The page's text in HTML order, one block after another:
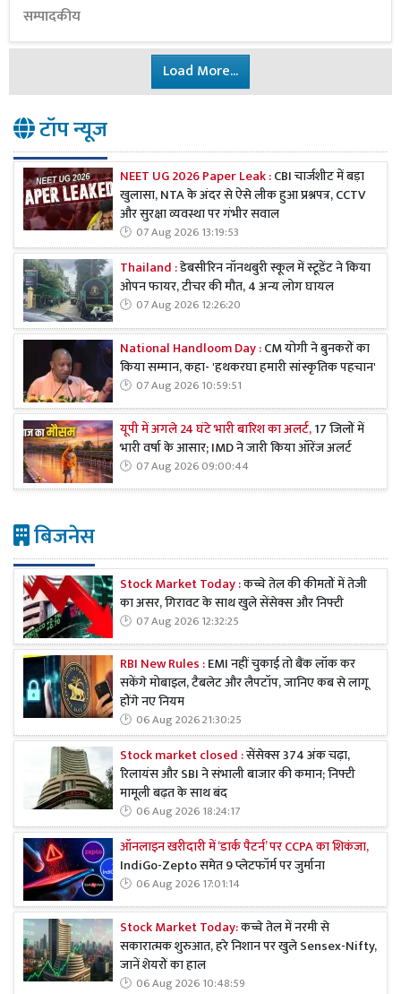
सम्पादकीय
Load More...
टॉप न्यूज
NEET UG 2026 Paper Leak :CBI चार्जशीट में बड़ा
खुलासा, NTA के अंदर से ऐसे लीक हुआ प्रश्नपत्र, CCTV
और सुरक्षा व्यवस्था पर गंभीर सवाल
07 Aug 2026 13:19:53
Thailand :डेबसीरिन नॉनथबुरी स्कूल में स्टूडेंट ने किया
ओपन फायर, टीचर की मौत, 4 अन्य लोग घायल
07 Aug 2026 12:26:20
National Handloom Day :CM योगी ने बुनकरों का
किया सम्मान, कहा- 'हथकरघा हमारी सांस्कृतिक पहचान'
07 Aug 2026 10:59:51
यूपी में अगले 24 घंटे भारी बारिश का अलर्ट,17 जिलों में
भारी वर्षा के आसार; IMD ने जारी किया ऑरेंज अलर्ट
07 Aug 2026 09:00:44
बिजनेस
Stock Market Today :कच्चे तेल की कीमतों में तेजी
का असर, गिरावट के साथ खुले सेंसेक्स और निफ्टी
07 Aug 2026 12:32:25
RBI New Rules :EMI नहीं चुकाई तो बैंक लॉक कर
सकेंगे मोबाइल, टैबलेट और लैपटॉप, जानिए कब से लागू
होंगे नए नियम
06 Aug 2026 21:30:25
Stock market closed :सेंसेक्स 374 अंक चढ़ा,
रिलायंस और SBI ने संभाली बाजार की कमान; निफ्टी
मामूली बढ़त के साथ बंद
06 Aug 2026 18:24:17
ऑनलाइन खरीदारी में ‘डार्क पैटर्न’ पर CCPA का शिकंजा,
IndiGo-Zepto समेत 9 प्लेटफॉर्म पर जुर्माना
06 Aug 2026 17:01:14
Stock Market Today:कच्चे तेल में नरमी से
सकारात्मक शुरुआत, हरे निशान पर खुले Sensex-Nifty,
जानें शेयरों का हाल
06 Aug 2026 10:48:59